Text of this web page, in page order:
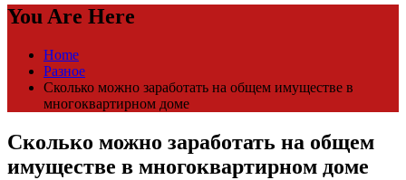
You Are Here
Home
Разное
Сколько можно заработать на общем имуществе в
многоквартирном доме
Сколько можно заработать на общем
имуществе в многоквартирном доме